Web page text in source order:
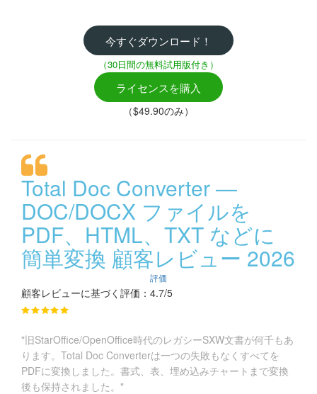
今すぐダウンロード！
（30日間の無料試用版付き）
ライセンスを購入
（$49.90のみ）
Total Doc Converter —
DOC/DOCX ファイルを
PDF、HTML、TXT などに
簡単変換 顧客レビュー 2026
評価
顧客レビューに基づく評価：4.7/5
"旧StarOffice/OpenOffice時代のレガシーSXW文書が何千もあ
ります。Total Doc Converterは一つの失敗もなくすべてを
PDFに変換しました。書式、表、埋め込みチャートまで変換
後も保持されました。"